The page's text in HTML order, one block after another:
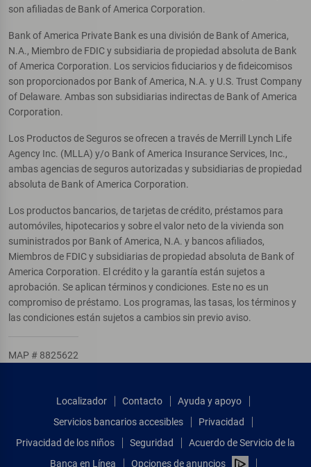
son afiliadas de Bank of America Corporation.
Bank of America Private Bank es una división de Bank of America,
N.A., Miembro de FDIC y subsidiaria de propiedad absoluta de Bank
of America Corporation. Los servicios fiduciarios y de fideicomisos
son proporcionados por Bank of America, N.A. y U.S. Trust Company
of Delaware. Ambas son subsidiarias indirectas de Bank of America
Corporation.
Los Productos de Seguros se ofrecen a través de Merrill Lynch Life
Agency Inc. (MLLA) y/o Bank of America Insurance Services, Inc.,
ambas agencias de seguros autorizadas y subsidiarias de propiedad
absoluta de Bank of America Corporation.
Los productos bancarios, de tarjetas de crédito, préstamos para
automóviles, hipotecarios y sobre el valor neto de la vivienda son
suministrados por Bank of America, N.A. y bancos afiliados,
Miembros de FDIC y subsidiarias de propiedad absoluta de Bank of
America Corporation. El crédito y la garantía están sujetos a
aprobación. Se aplican términos y condiciones. Este no es un
compromiso de préstamo. Los programas, las tasas, los términos y
las condiciones están sujetos a cambios sin previo aviso.
MAP # 8825622
Localizador Contacto
Ayuda y apoyo
Servicios bancarios accesibles
Privacidad
Privacidad de los niños
Seguridad
Acuerdo de Servicio de la
Banca en Línea
Opciones de anuncios